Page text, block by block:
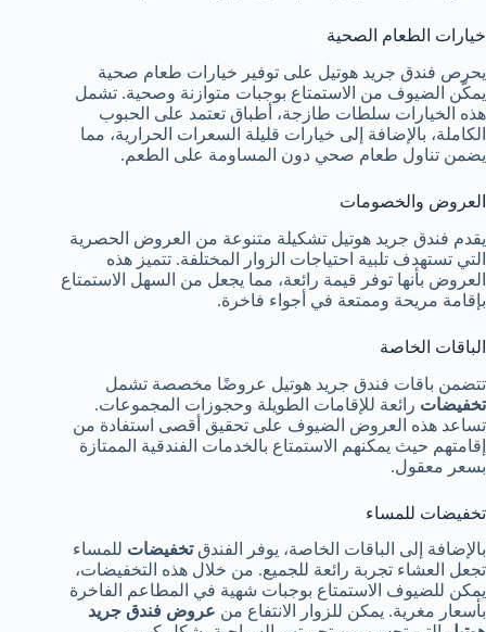
خيارات الطعام الصحية
يحرص فندق جريد هوتيل على توفير خيارات طعام صحية
يمكّن الضيوف من الاستمتاع بوجبات متوازنة وصحية. تشمل
هذه الخيارات سلطات طازجة، أطباق تعتمد على الحبوب
الكاملة، بالإضافة إلى خيارات قليلة السعرات الحرارية، مما
يضمن تناول طعام صحي دون المساومة على الطعم.
العروض والخصومات
يقدم فندق جريد هوتيل تشكيلة متنوعة من العروض الحصرية
التي تستهدف تلبية احتياجات الزوار المختلفة. تتميز هذه
العروض بأنها توفر قيمة رائعة، مما يجعل من السهل الاستمتاع
بإقامة مريحة وممتعة في أجواء فاخرة.
الباقات الخاصة
تتضمن باقات فندق جريد هوتيل عروضًا مخصصة تشمل
تخفيضات رائعة للإقامات الطويلة وحجوزات المجموعات.
تساعد هذه العروض الضيوف على تحقيق أقصى استفادة من
إقامتهم حيث يمكنهم الاستمتاع بالخدمات الفندقية الممتازة
بسعر معقول.
تخفيضات للمساء
بالإضافة إلى الباقات الخاصة، يوفر الفندقتخفيضات للمساء
تجعل العشاء تجربة رائعة للجميع. من خلال هذه التخفيضات،
يمكن للضيوف الاستمتاع بوجبات شهية في المطاعم الفاخرة
بأسعار مغرية. يمكن للزوار الانتفاع من عروض فندق جريد